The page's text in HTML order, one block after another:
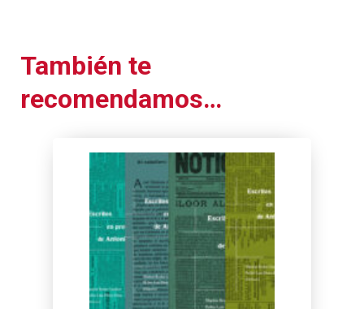
También te
recomendamos…